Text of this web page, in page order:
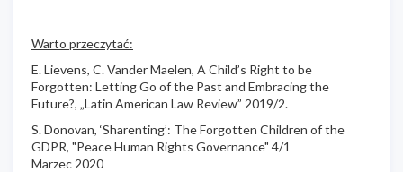
Warto przeczytać:
E. Lievens, C. Vander Maelen, A Child’s Right to be
Forgotten: Letting Go of the Past and Embracing the
Future?, „Latin American Law Review” 2019/2.
S. Donovan, ‘Sharenting’: The Forgotten Children of the
GDPR, "Peace Human Rights Governance" 4/1
Marzec 2020